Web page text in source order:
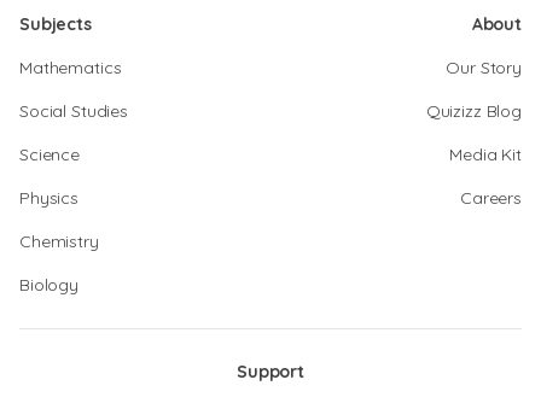
Subjects
Mathematics
Social Studies
Science
Physics
Chemistry
Biology
About
Our Story
Quizizz Blog
Media Kit
Careers
Support